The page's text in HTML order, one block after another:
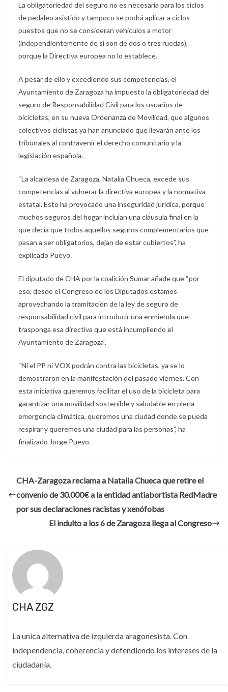
La obligatoriedad del seguro no es necesaria para los ciclos
de pedaleo asistido y tampoco se podrá aplicar a ciclos
puestos que no se consideran vehículos a motor
(independientemente de si son de dos o tres ruedas),
porque la Directiva europea no lo establece.
A pesar de ello y excediendo sus competencias, el
Ayuntamiento de Zaragoza ha impuesto la obligatoriedad del
seguro de Responsabilidad Civil para los usuarios de
bicicletas, en su nueva Ordenanza de Movilidad, que algunos
colectivos ciclistas ya han anunciado que llevarán ante los
tribunales al contravenir el derecho comunitario y la
legislación española.
“La alcaldesa de Zaragoza, Natalia Chueca, excede sus
competencias al vulnerar la directiva europea y la normativa
estatal. Esto ha provocado una inseguridad jurídica, porque
muchos seguros del hogar incluían una cláusula final en la
que decía que todos aquellos seguros complementarios que
pasan a ser obligatorios, dejan de estar cubiertos”, ha
explicado Pueyo.
El diputado de CHA por la coalición Sumar añade que “por
eso, desde el Congreso de los Diputados estamos
aprovechando la tramitación de la ley de seguro de
responsabilidad civil para introducir una enmienda que
trasponga esa directiva que está incumpliendo el
Ayuntamiento de Zaragoza”.
“Ni el PP ni VOX podrán contra las bicicletas, ya se lo
demostraron en la manifestación del pasado viernes. Con
esta iniciativa queremos facilitar el uso de la bicicleta para
garantizar una movilidad sostenible y saludable en plena
emergencia climática, queremos una ciudad donde se pueda
respirar y queremos una ciudad para las personas”, ha
finalizado Jorge Pueyo.
CHA-Zaragoza reclama a Natalia Chueca que retire el
convenio de 30.000€ a la entidad antiabortista RedMadre
por sus declaraciones racistas y xenófobas
El indulto a los 6 de Zaragoza llega al Congreso
CHA ZGZ
La unica alternativa de izquierda aragonesista. Con
independencia, coherencia y defendiendo los intereses de la
ciudadanía.